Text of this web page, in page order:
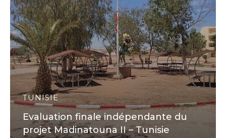
TUNISIE
Evaluation finale indépendante du
projet Madinatouna II – Tunisie